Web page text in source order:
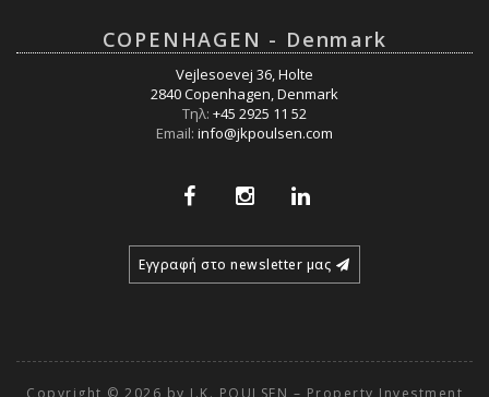
COPENHAGEN - Denmark
Vejlesoevej 36, Holte
2840 Copenhagen, Denmark
Τηλ: +45 2925 11 52
Email: info@jkpoulsen.com
Εγγραφή στο newsletter μας
Copyright © 2026 by J.K. POULSEN – Property Investment